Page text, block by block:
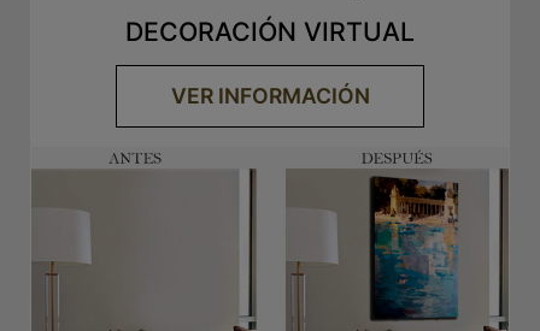
DECORACIÓN VIRTUAL
VER INFORMACIÓN